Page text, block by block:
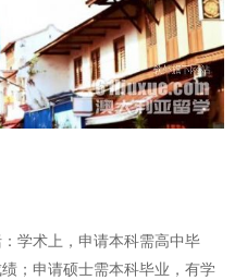
学术上，申请本科需高中毕
；申请硕士需本科毕业，有学